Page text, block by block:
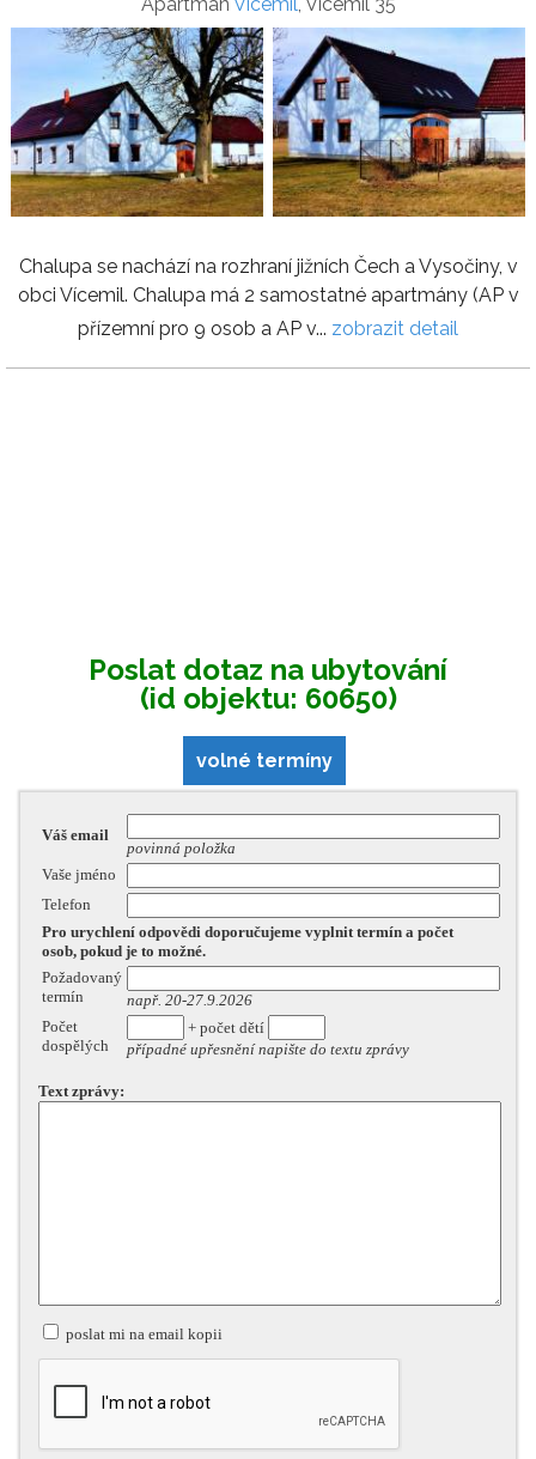
Chalupa se nachází na rozhraní jižních Čech a Vysočiny, v
obci Vícemil. Chalupa má 2 samostatné apartmány (AP v
přízemní pro 9 osob a AP v... zobrazit detail
Poslat dotaz na ubytování
(id objektu: 60650)
volné termíny